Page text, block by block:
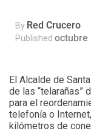
By Red Crucero
Published octubre
El Alcalde de
de las “telarañas”
para el
telefonía o
kilómetros de